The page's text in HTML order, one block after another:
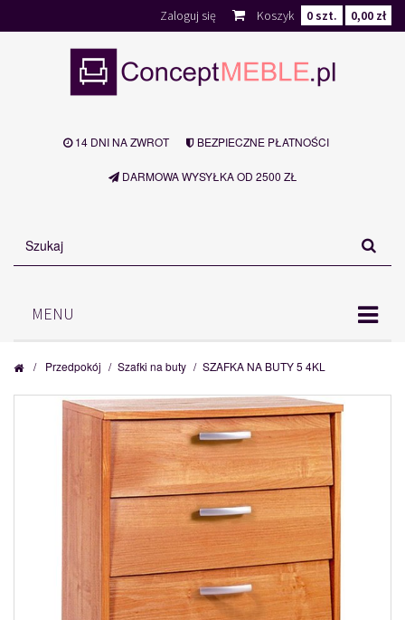
Koszyk 0szt. 0,00 zł
Zaloguj się
14 DNI NA ZWROT BEZPIECZNE PŁATNOŚCI
DARMOWA WYSYŁKA OD 2500 ZŁ
MENU
/ Przedpokój / Szafki na buty / SZAFKA NA BUTY 5 4KL